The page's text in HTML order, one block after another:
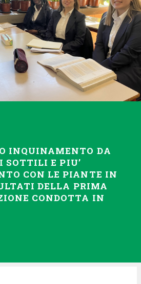
INQUINAMENTO DA
SOTTILI E PIU’
CON LE PIANTE IN
DELLA PRIMA
CONDOTTA IN